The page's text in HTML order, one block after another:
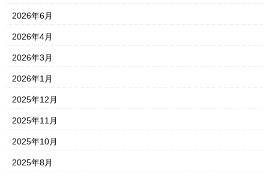
2026年6月
2026年4月
2026年3月
2026年1月
2025年12月
2025年11月
2025年10月
2025年8月